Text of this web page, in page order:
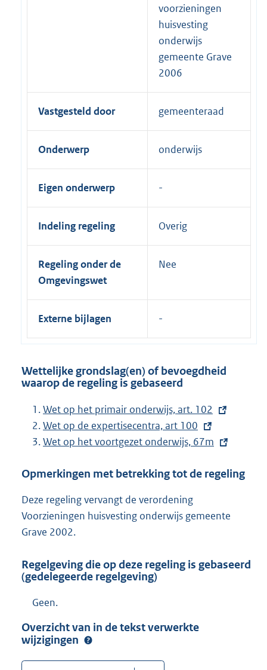
voorzieningen
huisvesting
onderwijs
gemeente Grave
2006
Vastgesteld door gemeenteraad
Onderwerp onderwijs
Eigen onderwerp
Indeling regeling Overig
Regeling onder de
Omgevingswet
Nee
Externe bijlagen
Wettelijke grondslag(en) of bevoegdheid
waarop de regeling is gebaseerd
E
x
t
r
e
l
i
k
Wet op het primair onderwijs, art. 102
E
x
e
n
e
l
n
:
Wet op de expertisecentra, art 100
E
t
n
e
i
k
Wet op het voortgezet onderwijs, 67m
Opmerkingen met betrekking tot de regeling
Deze regeling vervangt de verordening
Voorzieningen huisvesting onderwijs gemeente
Grave 2002.
Regelgeving die op deze regeling is gebaseerd
(gedelegeerde regelgeving)
Geen.
Overzicht van in de tekst verwerkte
wijzigingen